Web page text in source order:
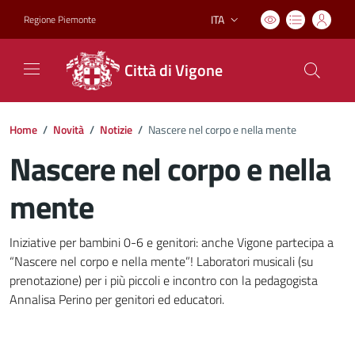
Regione Piemonte Lingua attiva:
ITA
Città di Vigone
Home / Novità / Notizie / Nascere nel corpo e nella mente
Nascere nel corpo e nella
mente
Dettagli del documento
Iniziative per bambini 0-6 e genitori: anche Vigone partecipa a
“Nascere nel corpo e nella mente”! Laboratori musicali (su
prenotazione) per i più piccoli e incontro con la pedagogista
Annalisa Perino per genitori ed educatori.